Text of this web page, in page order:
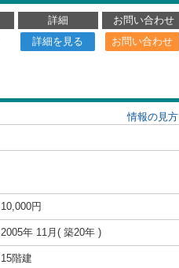
詳細
お問い合わせ
詳細を見る お問い合わせ
情報の見方
10,000円
2005年 11月( 築20年 )
15階建